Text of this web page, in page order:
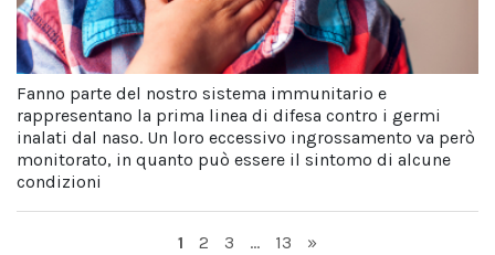
Fanno parte del nostro sistema immunitario e
rappresentano la prima linea di difesa contro i germi
inalati dal naso. Un loro eccessivo ingrossamento va però
monitorato, in quanto può essere il sintomo di alcune
condizioni
Page
1 Page
2 Page
3 … Page
13 »